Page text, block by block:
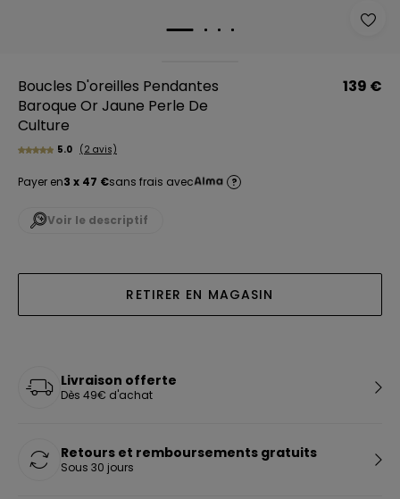
Boucles D'oreilles Pendantes
Baroque Or Jaune Perle De
Culture
139 €
5.0 (2 avis)
Payer en3 x 47 €sans frais avec ?
Voir le descriptif
RETIRER EN MAGASIN
Livraison offerte
Dès 49€ d'achat
Retours et remboursements gratuits
Sous 30 jours